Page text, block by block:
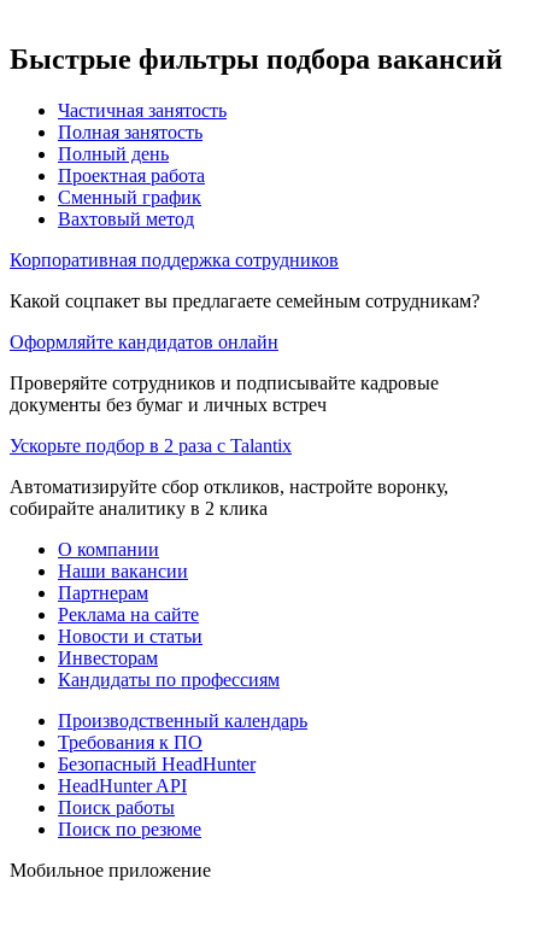
Быстрые фильтры подбора вакансий
Частичная занятость
Полная занятость
Полный день
Проектная работа
Сменный график
Вахтовый метод
Корпоративная поддержка сотрудников
Какой соцпакет вы предлагаете семейным сотрудникам?
Оформляйте кандидатов онлайн
Проверяйте сотрудников и подписывайте кадровые
документы без бумаг и личных встреч
Ускорьте подбор в 2 раза с Talantix
Автоматизируйте сбор откликов, настройте воронку,
собирайте аналитику в 2 клика
О компании
Наши вакансии
Партнерам
Реклама на сайте
Новости и статьи
Инвесторам
Кандидаты по профессиям
Производственный календарь
Требования к ПО
Безопасный HeadHunter
HeadHunter API
Поиск работы
Поиск по резюме
Мобильное приложение